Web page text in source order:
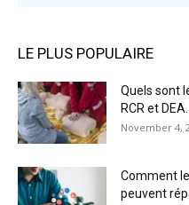
LE PLUS POPULAIRE
Quels sont
RCR et
November 4,
Comment
peuvent